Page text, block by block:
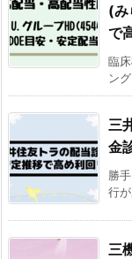
(
で
臨
ン
三
金
勝
行
三